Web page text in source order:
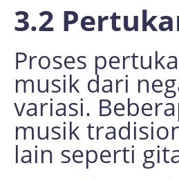
3.2
Proses
musik dari
variasi.
musik
lain seperti